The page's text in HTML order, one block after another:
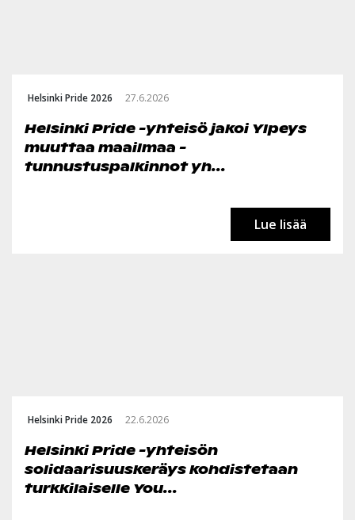
Helsinki Pride 2026 27.6.2026
Helsinki Pride -yhteisö jakoi Ylpeys
muuttaa maailmaa -
tunnustuspalkinnot yh...
Lue lisää
Helsinki Pride 2026 22.6.2026
Helsinki Pride -yhteisön
solidaarisuuskeräys kohdistetaan
turkkilaiselle You...